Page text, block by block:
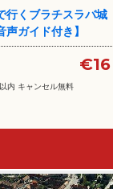
行くブラチスラバ城
声ガイド付き】
€16
内 キャンセル無料